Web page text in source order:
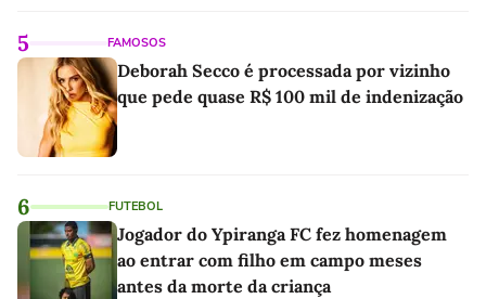
5 FAMOSOS
Deborah Secco é processada por vizinho
que pede quase R$ 100 mil de indenização
6 FUTEBOL
Jogador do Ypiranga FC fez homenagem
ao entrar com filho em campo meses
antes da morte da criança